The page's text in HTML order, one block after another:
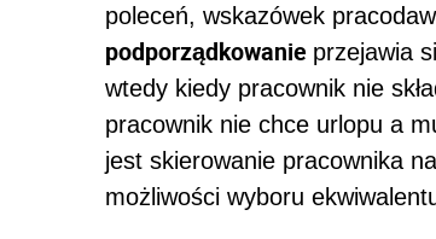
poleceń, wskazówek
podporządkowanie przejawia
wtedy kiedy pracownik nie
pracownik nie chce urlopu a
jest skierowanie pracownika
możliwości wyboru